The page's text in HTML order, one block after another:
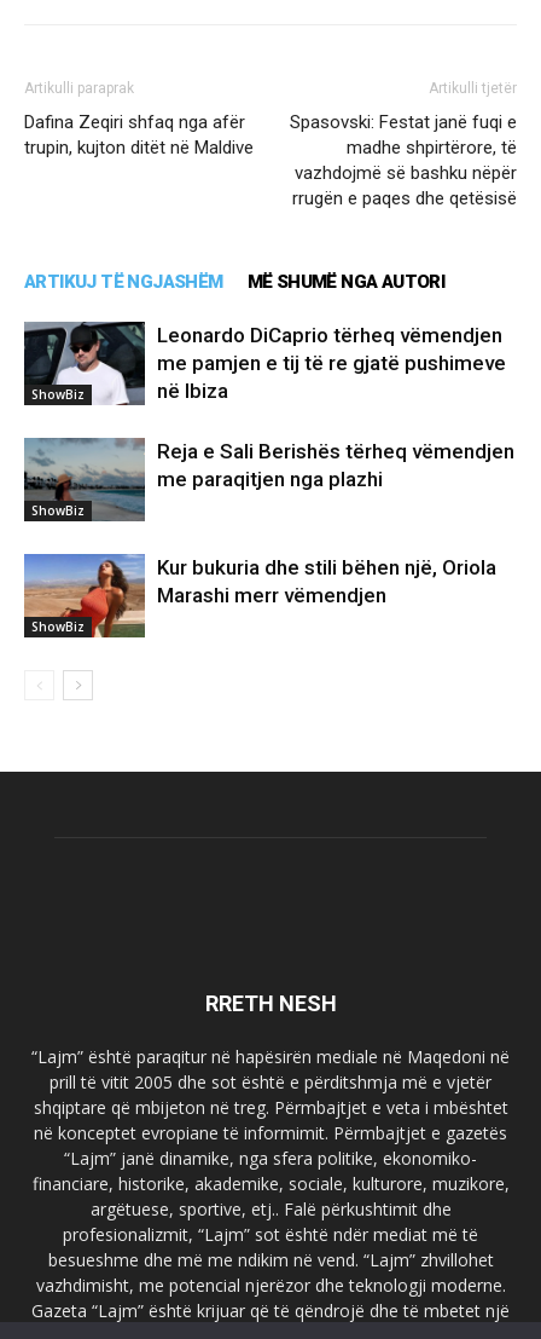
Artikulli paraprak
Dafina Zeqiri shfaq nga afër
trupin, kujton ditët në Maldive
Artikulli tjetër
Spasovski: Festat janë fuqi e
madhe shpirtërore, të
vazhdojmë së bashku nëpër
rrugën e paqes dhe qetësisë
ARTIKUJ TË NGJASHËM MË SHUMË NGA AUTORI
ShowBiz
Leonardo DiCaprio tërheq vëmendjen
me pamjen e tij të re gjatë pushimeve
në Ibiza
ShowBiz
Reja e Sali Berishës tërheq vëmendjen
me paraqitjen nga plazhi
ShowBiz
Kur bukuria dhe stili bëhen një, Oriola
Marashi merr vëmendjen
RRETH NESH
“Lajm” është paraqitur në hapësirën mediale në Maqedoni në
prill të vitit 2005 dhe sot është e përditshmja më e vjetër
shqiptare që mbijeton në treg. Përmbajtjet e veta i mbështet
në konceptet evropiane të informimit. Përmbajtjet e gazetës
“Lajm” janë dinamike, nga sfera politike, ekonomiko-
financiare, historike, akademike, sociale, kulturore, muzikore,
argëtuese, sportive, etj.. Falë përkushtimit dhe
profesionalizmit, “Lajm” sot është ndër mediat më të
besueshme dhe më me ndikim në vend. “Lajm” zhvillohet
vazhdimisht, me potencial njerëzor dhe teknologji moderne.
Gazeta “Lajm” është krijuar që të qëndrojë dhe të mbetet një